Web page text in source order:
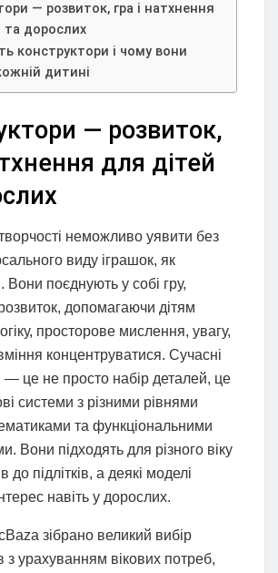
— розвиток, гра і натхнення
та дорослих
конструктори і чому вони
дитині
— розвиток,
для дітей
неможливо уявити без
виду іграшок, як
Вони поєднують у собі гру,
допомагаючи дітям
просторове мислення, увагу,
концентруватися. Сучасні
— це не просто набір деталей, це
системи з різними рівнями
та функціональними
Вони підходять для різного віку
підлітків, а деякі моделі
навіть у дорослих.
зібрано великий вибір
з урахуванням вікових потреб,